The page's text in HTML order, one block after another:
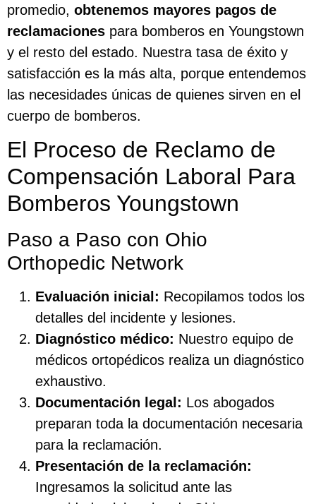
promedio, obtenemos mayores pagos de
reclamaciones para bomberos en Youngstown
y el resto del estado. Nuestra tasa de éxito y
satisfacción es la más alta, porque entendemos
las necesidades únicas de quienes sirven en el
cuerpo de bomberos.
El Proceso de Reclamo de
Compensación Laboral Para
Bomberos Youngstown
Paso a Paso con Ohio
Orthopedic Network
Evaluación inicial: Recopilamos todos los
detalles del incidente y lesiones.
Diagnóstico médico: Nuestro equipo de
médicos ortopédicos realiza un diagnóstico
exhaustivo.
Documentación legal: Los abogados
preparan toda la documentación necesaria
para la reclamación.
Presentación de la reclamación:
Ingresamos la solicitud ante las